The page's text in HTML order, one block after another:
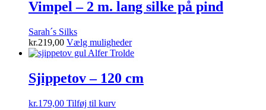
Vimpel – 2 m. lang silke på pind
Sarah´s Silks
kr.219,00 Vælg mulighederDette
vare
varianter.
Sjippetov – 120 cm
kr.179,00 Tilføj til kurv